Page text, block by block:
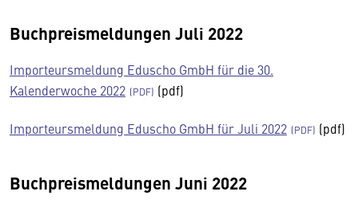
Buchpreismeldungen Juli 2022
Importeursmeldung Eduscho GmbH für die 30.
Kalenderwoche 2022
(pdf)
Importeursmeldung Eduscho GmbH für Juli 2022 (pdf)
Buchpreismeldungen Juni 2022